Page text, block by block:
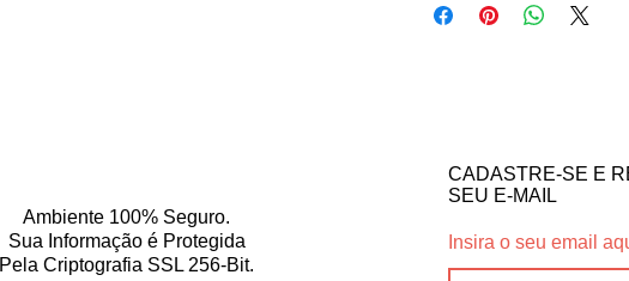
contato abaixo:
Ambiente 100% Seguro.
Sua Informação é Protegida
Pela Criptografia SSL 256-Bit.
CADASTRE-SE E
SEU E-MAIL
Insira o seu email